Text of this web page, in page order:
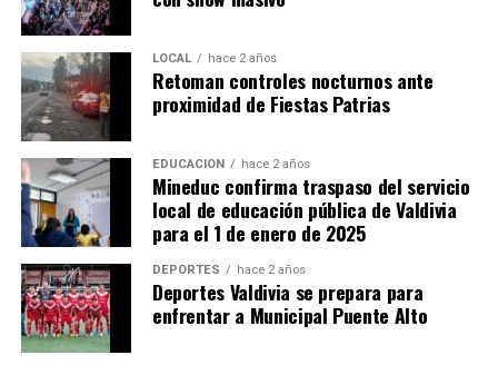
LOCAL hace 2 años
Retoman controles nocturnos ante
proximidad de Fiestas Patrias
EDUCACIÓN hace 2 años
Mineduc confirma traspaso del servicio
local de educación pública de Valdivia
para el 1 de enero de 2025
DEPORTES hace 2 años
Deportes Valdivia se prepara para
enfrentar a Municipal Puente Alto